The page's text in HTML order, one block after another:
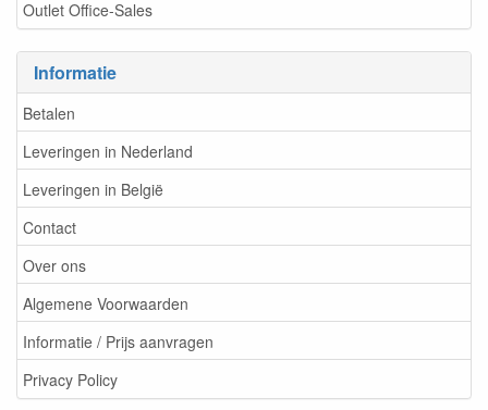
Outlet Office-Sales
Informatie
Betalen
Leveringen in Nederland
Leveringen in België
Contact
Over ons
Algemene Voorwaarden
Informatie / Prijs aanvragen
Privacy Policy